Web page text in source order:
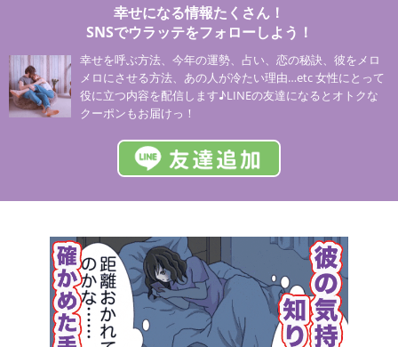
幸せになる情報たくさん！
SNSでウラッテをフォローしよう！
幸せを呼ぶ方法、今年の運勢、占い、恋の秘訣、彼をメロ
メロにさせる方法、あの人が冷たい理由…etc 女性にとって
役に立つ内容を配信します♪LINEの友達になるとオトクな
クーポンもお届けっ！